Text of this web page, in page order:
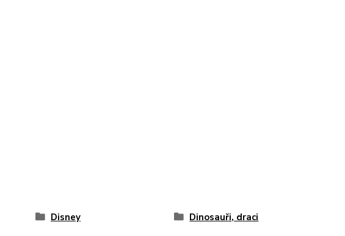
Disney
Dinosauři, draci